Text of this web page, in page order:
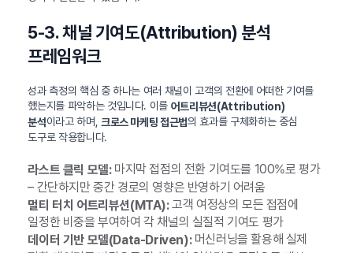
5-3. 채널 기여도(Attribution) 분석
프레임워크
성과 측정의 핵심 중 하나는 여러 채널이 고객의 전환에 어떠한 기여를
했는지를 파악하는 것입니다. 이를 어트리뷰션(Attribution)
분석이라고 하며, 크로스 마케팅 접근법의 효과를 구체화하는 중심
도구로 작용합니다.
라스트 클릭 모델:마지막 접점의 전환 기여도를 100%로 평가
– 간단하지만 중간 경로의 영향은 반영하기 어려움
멀티 터치 어트리뷰션(MTA):고객 여정상의 모든 접점에
일정한 비중을 부여하여 각 채널의 실질적 기여도 평가
데이터 기반 모델(Data-Driven):머신러닝을 활용해 실제